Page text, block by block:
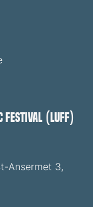
Festival (LUFF)
Ansermet 3,